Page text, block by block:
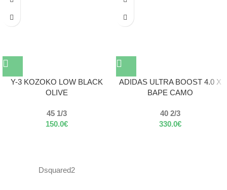
Y-3 KOZOKO LOW BLACK
OLIVE
45 1/3
150.0€
ADIDAS ULTRA BOOST 4.0 X
BAPE CAMO
40 2/3
330.0€
Dsquared2